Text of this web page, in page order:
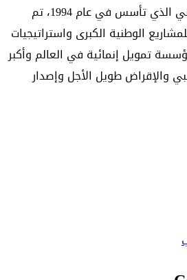
يذكر أن بنك التنمية الصيني الذي تأسس في عام 1994، تم
الوطنية الكبرى واستراتيجيات
تمويل إنمائية في العالم وأكبر
والإقراض طويل الأجل وإصدار